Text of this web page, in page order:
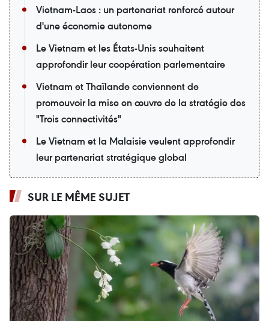
Vietnam-Laos : un partenariat renforcé autour
d'une économie autonome
Le Vietnam et les États-Unis souhaitent
approfondir leur coopération parlementaire
Vietnam et Thaïlande conviennent de
promouvoir la mise en œuvre de la stratégie des
"Trois connectivités"
Le Vietnam et la Malaisie veulent approfondir
leur partenariat stratégique global
SUR LE MÊME SUJET